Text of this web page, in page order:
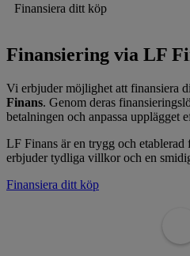
Finansiera ditt köp
Finansiering via LF
Vi erbjuder möjlighet att finansiera
Finans. Genom deras
betalningen och anpassa upplägget
LF Finans är en trygg och etablerad
erbjuder tydliga villkor och en
Finansiera ditt köp